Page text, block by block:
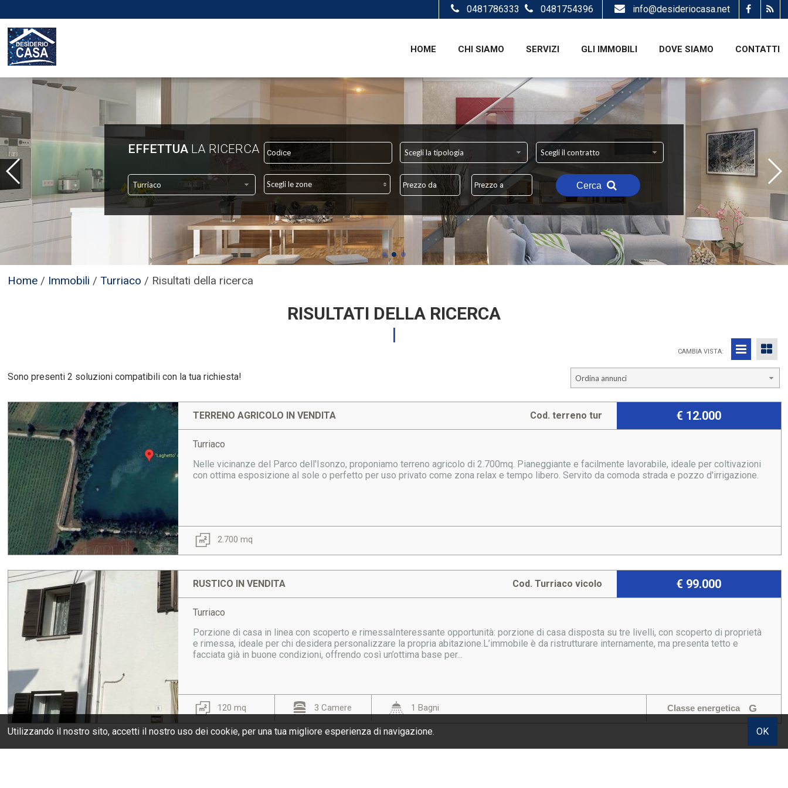
HOME CHI SIAMO SERVIZI GLI IMMOBILI DOVE SIAMO CONTATTI
info@desideriocasa.net
0481786333 0481754396
EFFETTUA LA RICERCA Scegli la tipologia Scegli il contratto
Turriaco Scegli le zone Cerca
Home / Immobili /Turriaco / Risultati della ricerca
RISULTATI DELLA RICERCA
CAMBIA VISTA:
Sono presenti 2 soluzioni compatibili con la tua richiesta! Ordina annunci
TERRENO AGRICOLO IN VENDITA € 12.000
Cod. terreno tur
Turriaco
Nelle vicinanze del Parco dell'Isonzo, proponiamo terreno agricolo di 2.700mq. Pianeggiante e facilmente lavorabile, ideale per coltivazioni
con ottima esposizione al sole o perfetto per uso privato come zona relax e tempo libero. Servito da comoda strada e pozzo d'irrigazione.
2.700 mq
RUSTICO IN VENDITA € 99.000
Cod. Turriaco vicolo
Turriaco
Porzione di casa in linea con scoperto e rimessaInteressante opportunità: porzione di casa disposta su tre livelli, con scoperto di proprietà
e rimessa, ideale per chi desidera personalizzare la propria abitazione.L’immobile è da ristrutturare internamente, ma presenta tetto e
facciata già in buone condizioni, offrendo così un’ottima base per...
120 mq 3 Camere 1 Bagni Classe energetica G
Utilizzando il nostro sito, accetti il nostro uso deicookie, per una tua migliore esperienza di navigazione. OK